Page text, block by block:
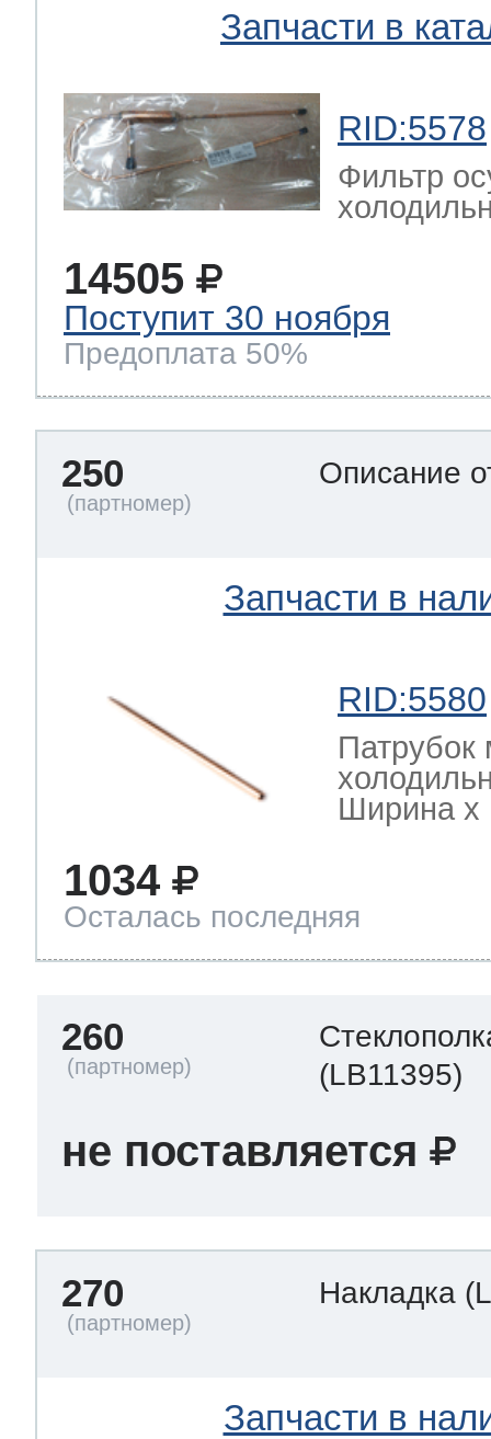
Запчасти в
RID:5578
Фильтр
14505
Поступит 30 ноября
Предоплата 50%
250 Описание
Запчасти в
RID:5580
Патрубок
Ширина х
1034
Осталась последняя
260
(LB11395)
не поставляется
270 Накладка
Запчасти в